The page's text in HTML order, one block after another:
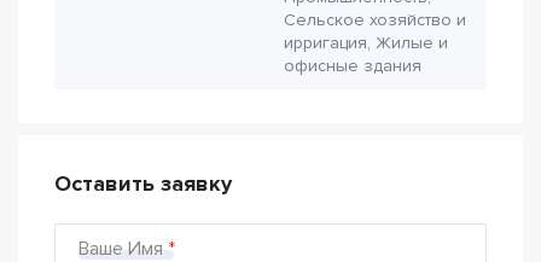
Сельское хозяйство и
ирригация, Жилые и
офисные здания
Оставить заявку
Ваше Имя